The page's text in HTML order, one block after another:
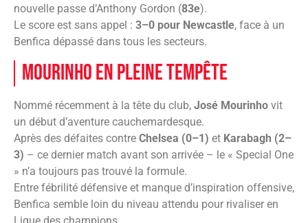
nouvelle passe d’Anthony Gordon (83e).
Le score est sans appel : 3–0 pour Newcastle, face à un
Benfica dépassé dans tous les secteurs.
Mourinho en pleine tempête
Nommé récemment à la tête du club, José Mourinho vit
un début d’aventure cauchemardesque.
Après des défaites contre Chelsea (0–1) et Karabagh (2–
3) – ce dernier match avant son arrivée – le « Special One
» n’a toujours pas trouvé la formule.
Entre fébrilité défensive et manque d’inspiration offensive,
Benfica semble loin du niveau attendu pour rivaliser en